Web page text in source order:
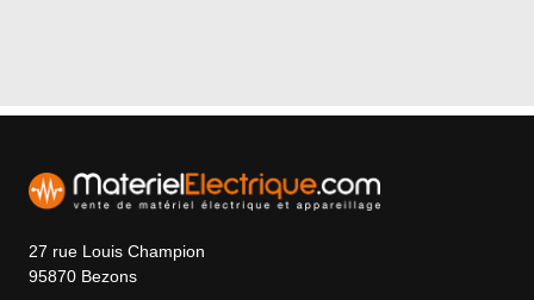
27 rue Louis Champion
95870 Bezons